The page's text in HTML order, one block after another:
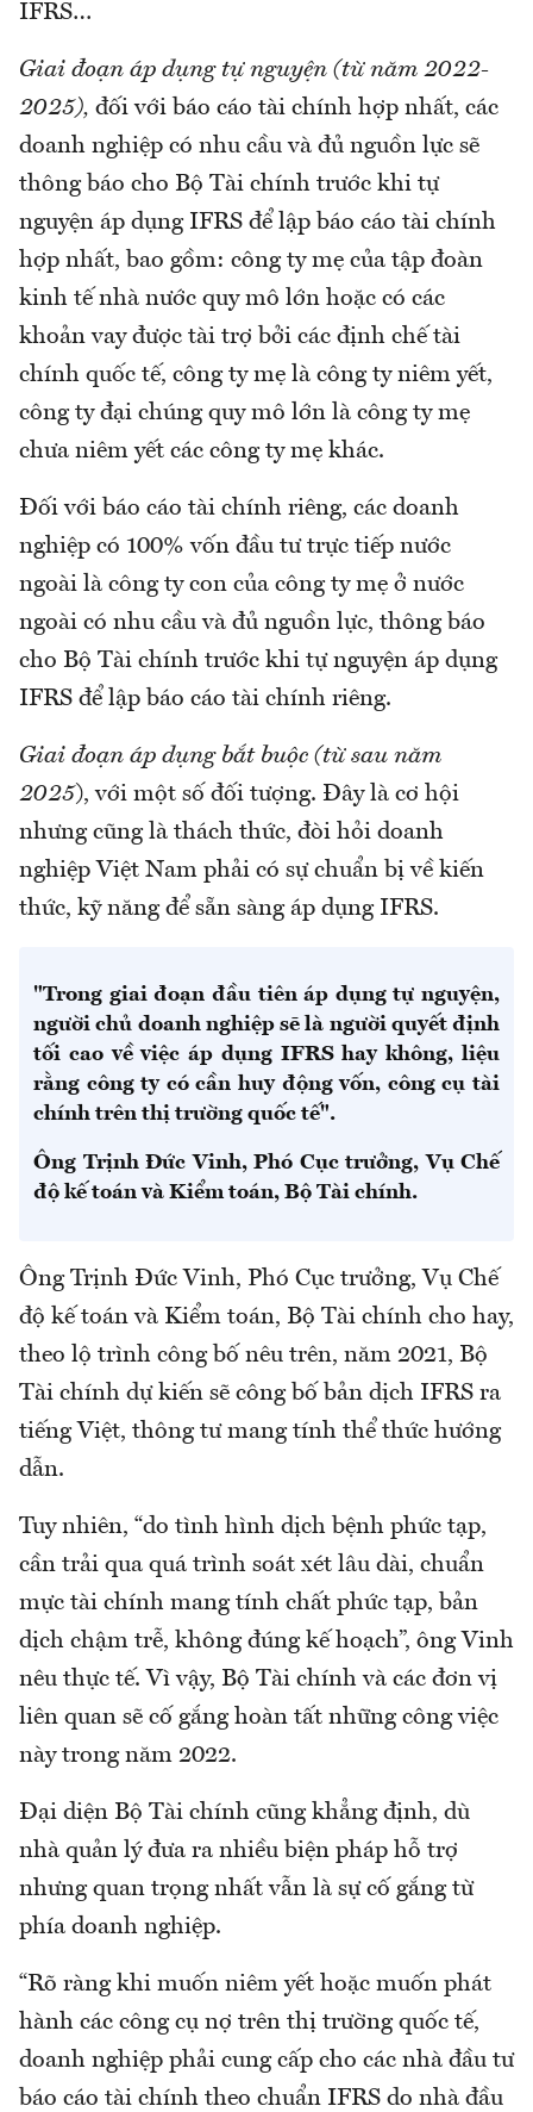
IFRS…
Giai đoạn áp dụng tự nguyện (từ năm 2022-
2025), đối với báo cáo tài chính hợp nhất, các
doanh nghiệp có nhu cầu và đủ nguồn lực sẽ
thông báo cho Bộ Tài chính trước khi tự
nguyện áp dụng IFRS để lập báo cáo tài chính
hợp nhất, bao gồm: công ty mẹ của tập đoàn
kinh tế nhà nước quy mô lớn hoặc có các
khoản vay được tài trợ bởi các định chế tài
chính quốc tế, công ty mẹ là công ty niêm yết,
công ty đại chúng quy mô lớn là công ty mẹ
chưa niêm yết các công ty mẹ khác.
Đối với báo cáo tài chính riêng, các doanh
nghiệp có 100% vốn đầu tư trực tiếp nước
ngoài là công ty con của công ty mẹ ở nước
ngoài có nhu cầu và đủ nguồn lực, thông báo
cho Bộ Tài chính trước khi tự nguyện áp dụng
IFRS để lập báo cáo tài chính riêng.
Giai đoạn áp dụng bắt buộc (từ sau năm
2025), với một số đối tượng. Đây là cơ hội
nhưng cũng là thách thức, đòi hỏi doanh
nghiệp Việt Nam phải có sự chuẩn bị về kiến
thức, kỹ năng để sẵn sàng áp dụng IFRS.
"Trong giai đoạn đầu tiên áp dụng tự nguyện,
người chủ doanh nghiệp sẽ là người quyết định
tối cao về việc áp dụng IFRS hay không, liệu
rằng công ty có cần huy động vốn, công cụ tài
chính trên thị trường quốc tế".
Ông Trịnh Đức Vinh, Phó Cục trưởng, Vụ Chế
độ kế toán và Kiểm toán, Bộ Tài chính.
Ông Trịnh Đức Vinh, Phó Cục trưởng, Vụ Chế
độ kế toán và Kiểm toán, Bộ Tài chính cho hay,
theo lộ trình công bố nêu trên, năm 2021, Bộ
Tài chính dự kiến sẽ công bố bản dịch IFRS ra
tiếng Việt, thông tư mang tính thể thức hướng
dẫn.
Tuy nhiên, “do tình hình dịch bệnh phức tạp,
cần trải qua quá trình soát xét lâu dài, chuẩn
mực tài chính mang tính chất phức tạp, bản
dịch chậm trễ, không đúng kế hoạch”, ông Vinh
nêu thực tế. Vì vậy, Bộ Tài chính và các đơn vị
liên quan sẽ cố gắng hoàn tất những công việc
này trong năm 2022.
Đại diện Bộ Tài chính cũng khẳng định, dù
nhà quản lý đưa ra nhiều biện pháp hỗ trợ
nhưng quan trọng nhất vẫn là sự cố gắng từ
phía doanh nghiệp.
“Rõ ràng khi muốn niêm yết hoặc muốn phát
hành các công cụ nợ trên thị trường quốc tế,
doanh nghiệp phải cung cấp cho các nhà đầu tư
báo cáo tài chính theo chuẩn IFRS do nhà đầu